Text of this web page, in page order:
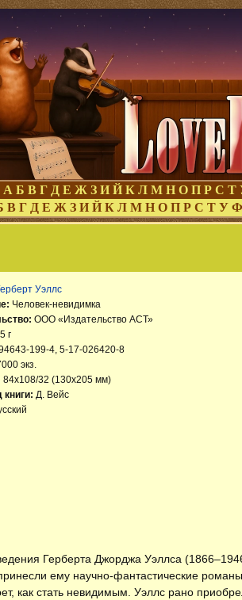
А Б В Г Д Е Ж З И Й К Л М Н О П Р С Т
В Г Д Е Ж З И Й К Л М Н О П Р С Т У Ф
Уэллс
Человек-невидимка
ООО «Издательство АСТ»
г
199-4, 5-17-026420-8
экз.
84x108/32 (130х205 мм)
книги: Д. Вейс
Герберта Джорджа Уэллса
ему научно-фантастические
как стать невидимым. Уэллс рано